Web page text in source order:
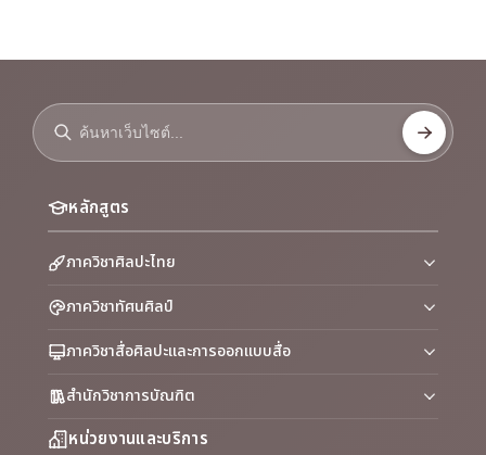
หลักสูตร
ภาควิชาศิลปะไทย
ภาควิชาทัศนศิลป์
ภาควิชาสื่อศิลปะและการออกแบบสื่อ
สำนักวิชาการบัณฑิต
หน่วยงานและบริการ